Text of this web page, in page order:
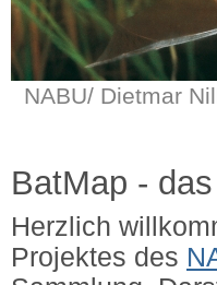
NABU/ Dietmar
BatMap -
Herzlich
Projektes des